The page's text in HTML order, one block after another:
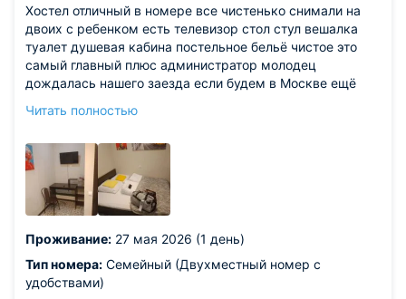
Хостел отличный в номере все чистенько снимали на
двоих с ребенком есть телевизор стол стул вешалка
туалет душевая кабина постельное бельё чистое это
самый главный плюс администратор молодец
дождалась нашего заезда если будем в Москве ещё
шумит .
Читать полностью
Проживание: 27 мая 2026 (1 день)
Тип номера: Семейный (Двухместный номер с
удобствами)